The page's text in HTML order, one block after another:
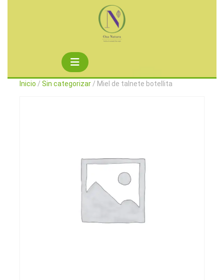
Botón
de
Inicio / Sin categorizar / Miel de talnete botellita